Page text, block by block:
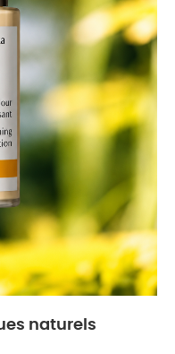
naturels